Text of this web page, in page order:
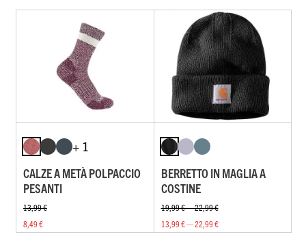
+ 1
CALZE A METÀ POLPACCIO
PESANTI
13,99 €
8,49 €
BERRETTO IN MAGLIA A
COSTINE
19,99 € — 22,99 €
13,99 € — 22,99 €